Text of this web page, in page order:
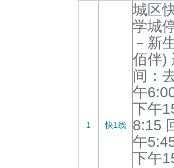
1 快1线
城区
学城
－新
佰伴)
间：
午
下午
8:15
午
下午